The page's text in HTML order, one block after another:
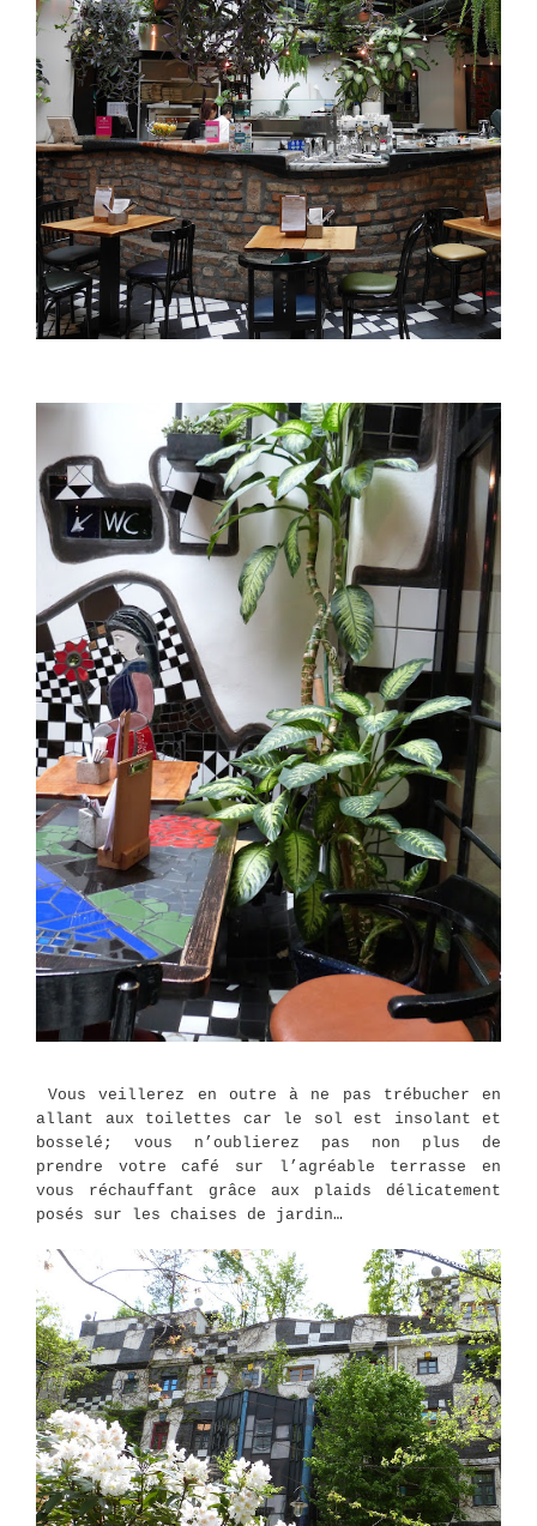
Vous veillerez en outre à ne pas trébucher en
allant aux toilettes car le sol est insolant et
bosselé; vous n’oublierez pas non plus de
prendre votre café sur l’agréable terrasse en
vous réchauffant grâce aux plaids délicatement
posés sur les chaises de jardin…